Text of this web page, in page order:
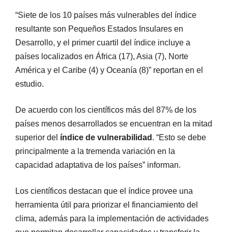
“Siete de los 10 países más vulnerables del índice
resultante son Pequeños Estados Insulares en
Desarrollo, y el primer cuartil del índice incluye a
países localizados en África (17), Asia (7), Norte
América y el Caribe (4) y Oceanía (8)” reportan en el
estudio.
De acuerdo con los científicos más del 87% de los
países menos desarrollados se encuentran en la mitad
superior del índice de vulnerabilidad . “Esto se debe
principalmente a la tremenda variación en la
capacidad adaptativa de los países” informan.
Los científicos destacan que el índice provee una
herramienta útil para priorizar el financiamiento del
clima, además para la implementación de actividades